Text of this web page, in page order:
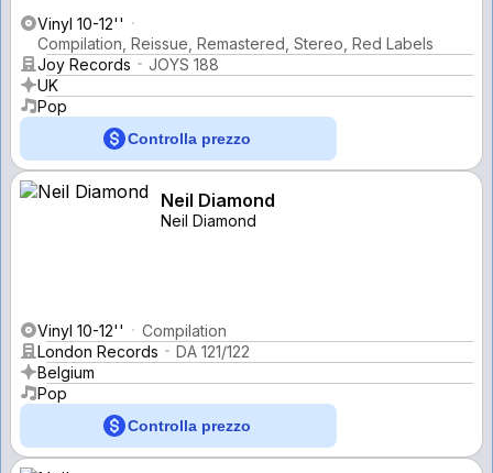
Vinyl 10-12''
Compilation, Reissue, Remastered, Stereo, Red Labels
Joy Records
JOYS 188
UK
Pop
Controlla prezzo
Neil Diamond
Neil Diamond
Vinyl 10-12''
Compilation
London Records
DA 121/122
Belgium
Pop
Controlla prezzo